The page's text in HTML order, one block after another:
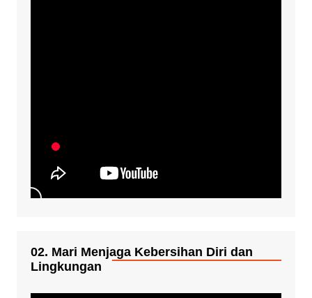
02. Mari Menjaga Kebersihan Diri dan
Lingkungan